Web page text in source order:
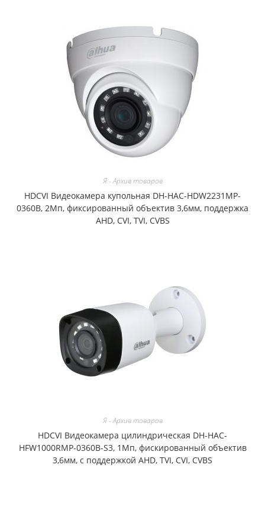
Я - Архив товаров
HDCVI Видеокамера купольная DH-HAC-HDW2231MP-
0360B, 2Мп, фиксированный объектив 3,6мм, поддержка
AHD, CVI, TVI, CVBS
Я - Архив товаров
HDCVI Видеокамера цилиндрическая DH-HAC-
HFW1000RMP-0360B-S3, 1Мп, фискированный объектив
3,6мм, с поддержкой AHD, TVI, CVI, CVBS